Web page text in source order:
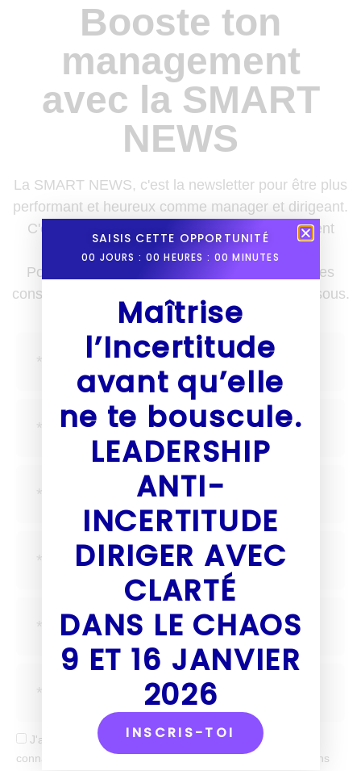
Booste ton
management
avec la SMART
NEWS
La SMART NEWS, c'est la newsletter pour être plus
performant et heureux comme manager et dirigeant.
C'est une référence pour les leaders qui veulent
enrichir leurs boîtes à outils.
Pour recevoir des nouvelles, des astuces et des
conseils une fois par semaine, inscris-toi ci-dessous.
J'accepte de recevoir tes mails et confirme avoir pris
connaissance de votre politique de confidentialité et mentions
SAISIS CETTE OPPORTUNITÉ
00 JOURS : 00 HEURES : 00 MINUTES
Maîtrise
l’Incertitude
avant qu’elle
ne te bouscule.
LEADERSHIP
ANTI-
INCERTITUDE
DIRIGER AVEC
CLARTÉ
DANS LE CHAOS
9 ET 16 JANVIER
2026
INSCRIS-TOI